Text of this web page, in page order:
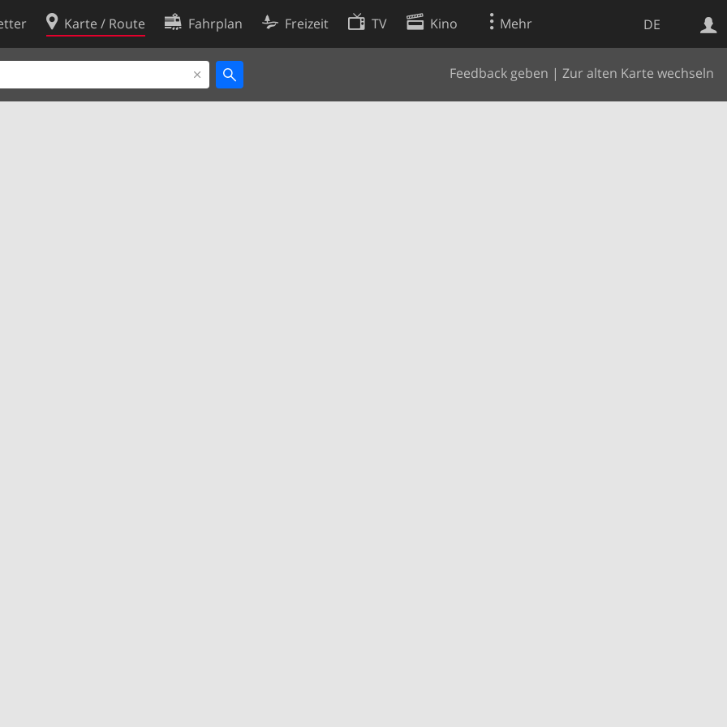
DE
Karte / Route Fahrplan Freizeit TV Kino Mehr
Feedback geben | Zur alten Karte wechseln
Websuche
Cookie-Richtlinie
Cookie-Einstellungen